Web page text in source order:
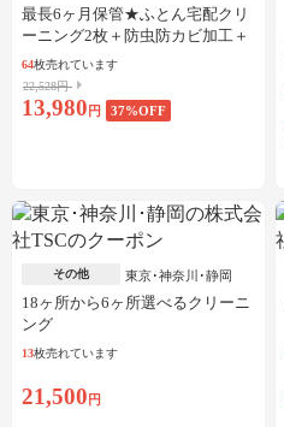
最長6ヶ月保管★ふとん宅配クリ
ーニング2枚＋防虫防カビ加工＋
しみ抜き
64枚売れています
22,528円
13,980 円 37%OFF
その他 東京･神奈川･静岡
18ヶ所から6ヶ所選べるクリーニ
ング
13枚売れています
21,500 円